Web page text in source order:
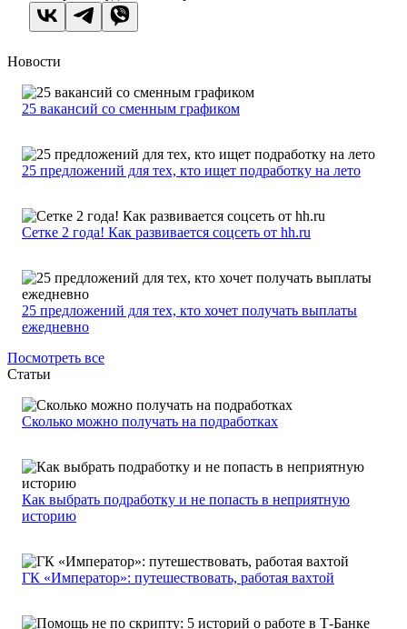
Новости
25 вакансий со сменным графиком
25 предложений для тех, кто ищет подработку на лето
Сетке 2 года! Как развивается соцсеть от hh.ru
25 предложений для тех, кто хочет получать выплаты
ежедневно
Посмотреть все
Статьи
Сколько можно получать на подработках
Как выбрать подработку и не попасть в неприятную
историю
ГК «Император»: путешествовать, работая вахтой